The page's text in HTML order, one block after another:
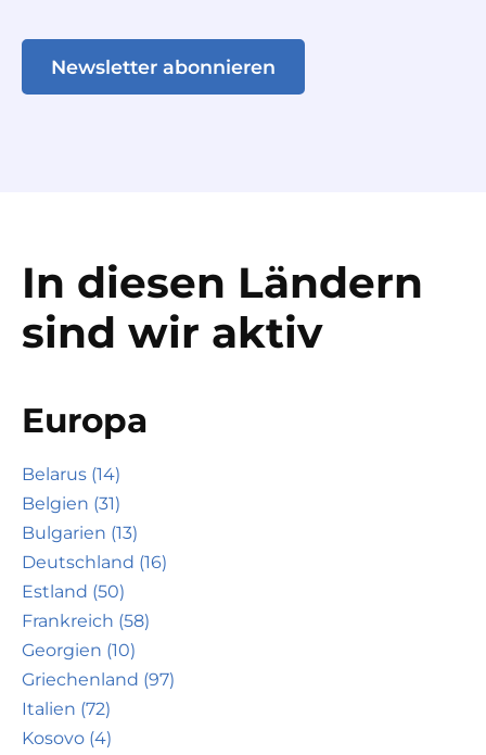
Newsletter abonnieren
In diesen Ländern
sind wir aktiv
Europa
Belarus (14)
Belgien (31)
Bulgarien (13)
Deutschland (16)
Estland (50)
Frankreich (58)
Georgien (10)
Griechenland (97)
Italien (72)
Kosovo (4)